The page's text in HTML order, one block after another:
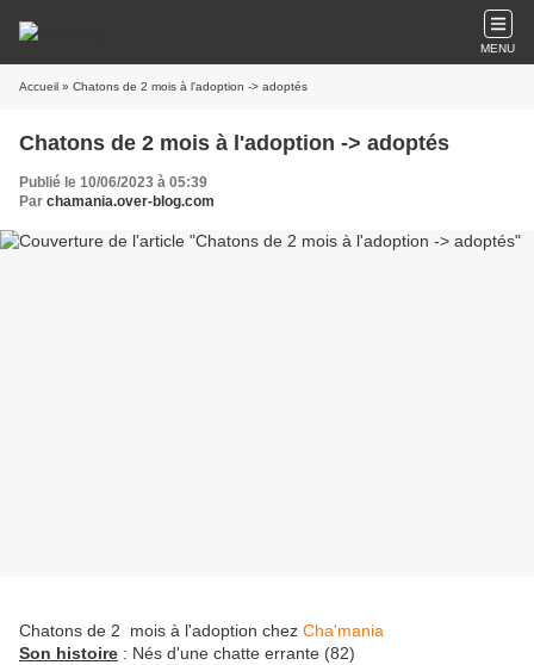
MENU
Accueil » Chatons de 2 mois à l'adoption -> adoptés
Chatons de 2 mois à l'adoption -> adoptés
Publié le 10/06/2023 à 05:39
Par chamania.over-blog.com
Chatons de 2 mois à l'adoption chez Cha'mania
Son histoire : Nés d'une chatte errante (82)